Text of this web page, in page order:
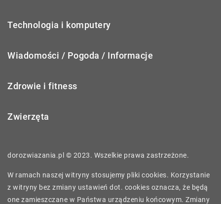
Technologia i komputery
Wiadomości / Pogoda / Informacje
Zdrowie i fitness
Zwierzęta
dorozwiazania.pl © 2023. Wszelkie prawa zastrzeżone.
W ramach naszej witryny stosujemy pliki cookies. Korzystanie
z witryny bez zmiany ustawień dot. cookies oznacza, że będą
one zamieszczane w Państwa urządzeniu końcowym. Zmiany